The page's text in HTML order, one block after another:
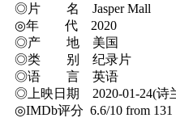
◎片 名 Jasper Mall
◎年 代 2020
◎产 地 美国
◎类 别 纪录片
◎语 言 英语
◎上映日期 2020-01-24(诗
◎IMDb评分 6.6/10 from 131